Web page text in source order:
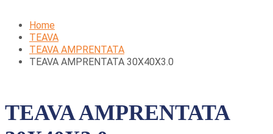
Home
TEAVA
TEAVA AMPRENTATA
TEAVA AMPRENTATA 30X40X3.0
TEAVA AMPRENTATA